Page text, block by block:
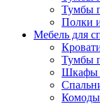
Тумбы
Полки
Мебель для
Тумбы
Шкафы
Комоды